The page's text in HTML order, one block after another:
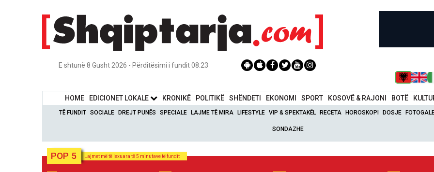
E shtunë 8 Gusht 2026 - Përditësimi i fundit 08:23
HOME EDICIONET LOKALE KRONIKË POLITIKË SHËNDETI EKONOMI SPORT KOSOVË & RAJONI BOTË
TË FUNDIT SOCIALE DREJT PUNËS SPECIALE LAJME TË MIRA LIFESTYLE VIP & SPEKTAKËL RECETA HOROSKOPI DOSJE
SONDAZHE
POP 5 Lajmet më të lexuara të 5 minutave të fundit